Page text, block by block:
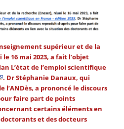
supérieur et de la
16 mai 2023, a fait l’objet
L’état de l’emploi scientifique
. Dr Stéphanie Danaux, qui
l’ANDès, a prononcé le discours
faire part de points
certains éléments en
et des docteurs